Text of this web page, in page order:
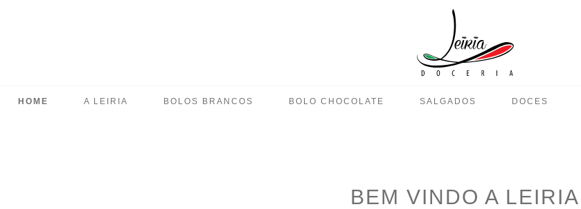
HOME A LEIRIA BOLOS BRANCOS BOLO CHOCOLATE SALGADOS DOCES
BEM VINDO A LEIRIA